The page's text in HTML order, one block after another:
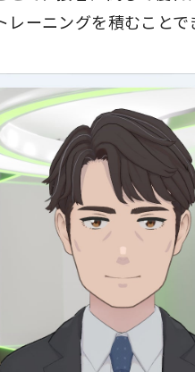
ーニングを積むことで